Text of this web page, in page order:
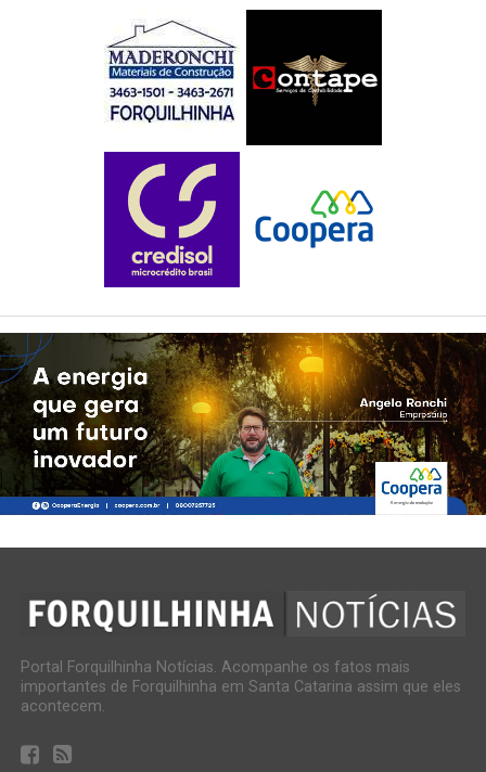
Portal Forquilhinha Notícias. Acompanhe os fatos mais
importantes de Forquilhinha em Santa Catarina assim que eles
acontecem.